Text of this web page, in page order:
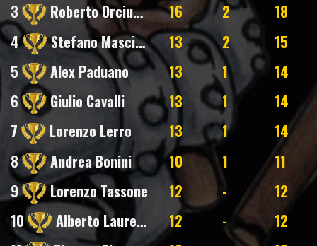
3
Roberto Orciuolo 16 2
18
4
Stefano Masciulli 13 2
15
5
Alex Paduano 13 1
14
6
Giulio Cavalli 13 1
14
7
Lorenzo Lerro 13 1
14
8
Andrea Bonini 10 1
11
9
Lorenzo Tassone 12 -
12
10
Alberto Laurenzi 12 -
12